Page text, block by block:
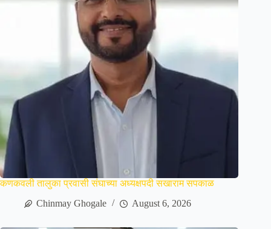
कणकवली तालुका प्रवासी संघाच्या अध्यक्षपदी सखाराम सपकाळ
Chinmay Ghogale
August 6, 2026